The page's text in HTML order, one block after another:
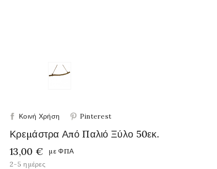
Κοινή Χρήση Pinterest
Κρεμάστρα Από Παλιό Ξύλο 50εκ.
13,00 €
με ΦΠΑ
2-5 ημέρες